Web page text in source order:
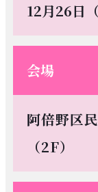
12月26日（
会場
阿倍野区
（2F）